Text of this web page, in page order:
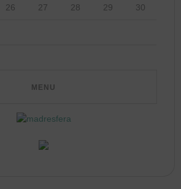
26 27 28 29 30